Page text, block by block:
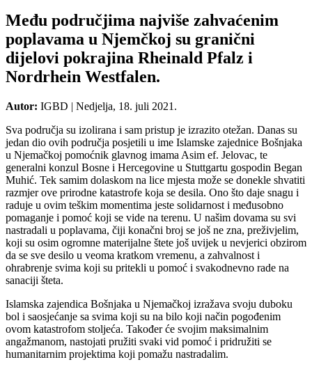
Među područjima najviše zahvaćenim
poplavama u Njemčkoj su granični
dijelovi pokrajina Rheinald Pfalz i
Nordrhein Westfalen.
Autor: IGBD | Nedjelja, 18. juli 2021.
Sva područja su izolirana i sam pristup je izrazito otežan. Danas su
jedan dio ovih područja posjetili u ime Islamske zajednice Bošnjaka
u Njemačkoj pomoćnik glavnog imama Asim ef. Jelovac, te
generalni konzul Bosne i Hercegovine u Stuttgartu gospodin Began
Muhić. Tek samim dolaskom na lice mjesta može se donekle shvatiti
razmjer ove prirodne katastrofe koja se desila. Ono što daje snagu i
raduje u ovim teškim momentima jeste solidarnost i međusobno
pomaganje i pomoć koji se vide na terenu. U našim dovama su svi
nastradali u poplavama, čiji konačni broj se još ne zna, preživjelim,
koji su osim ogromne materijalne štete još uvijek u nevjerici obzirom
da se sve desilo u veoma kratkom vremenu, a zahvalnost i
ohrabrenje svima koji su pritekli u pomoć i svakodnevno rade na
sanaciji šteta.
Islamska zajendica Bošnjaka u Njemačkoj izražava svoju duboku
bol i saosjećanje sa svima koji su na bilo koji način pogođenim
ovom katastrofom stoljeća. Također će svojim maksimalnim
angažmanom, nastojati pružiti svaki vid pomoć i pridružiti se
humanitarnim projektima koji pomažu nastradalim.